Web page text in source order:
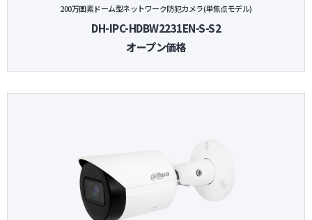
200万画素ドーム型ネットワーク防犯カメラ(単焦点モデル)
DH-IPC-HDBW2231EN-S-S2
オープン価格